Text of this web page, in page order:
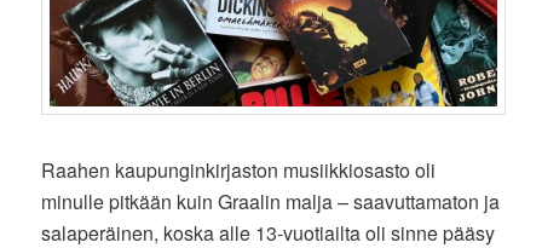
Raahen kaupunginkirjaston musiikkiosasto oli
minulle pitkään kuin Graalin malja – saavuttamaton ja
salaperäinen, koska alle 13-vuotiailta oli sinne pääsy